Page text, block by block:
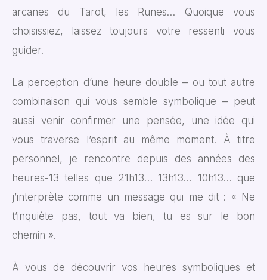
arcanes du Tarot, les Runes… Quoique vous
choisissiez, laissez toujours votre ressenti vous
guider.
La perception d’une heure double – ou tout autre
combinaison qui vous semble symbolique – peut
aussi venir confirmer une pensée, une idée qui
vous traverse l’esprit au même moment. À titre
personnel, je rencontre depuis des années des
heures-13 telles que 21h13… 13h13… 10h13… que
j’interprète comme un message qui me dit : « Ne
t’inquiète pas, tout va bien, tu es sur le bon
chemin ».
À vous de découvrir vos heures symboliques et